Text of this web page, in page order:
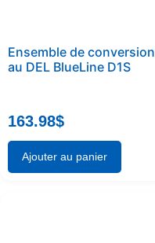
Ensemble de conversion
au DEL BlueLine D1S
163.98$
Ajouter au panier